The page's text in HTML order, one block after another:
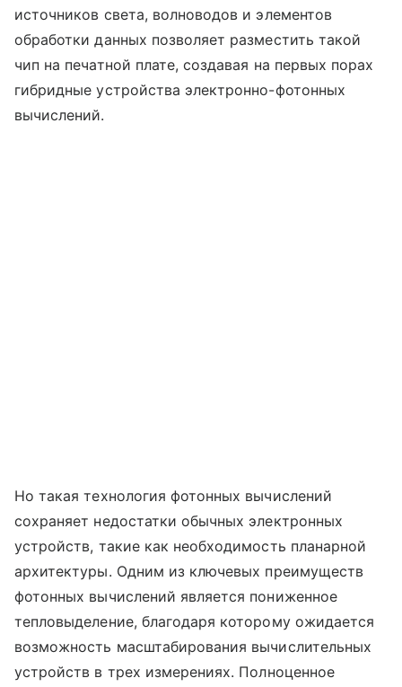
источников света, волноводов и элементов
обработки данных позволяет разместить такой
чип на печатной плате, создавая на первых порах
гибридные устройства электронно-фотонных
вычислений.
Но такая технология фотонных вычислений
сохраняет недостатки обычных электронных
устройств, такие как необходимость планарной
архитектуры. Одним из ключевых преимуществ
фотонных вычислений является пониженное
тепловыделение, благодаря которому ожидается
возможность масштабирования вычислительных
устройств в трех измерениях. Полноценное